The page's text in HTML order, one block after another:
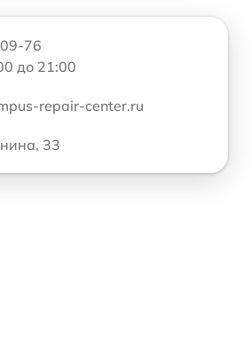
76
до 21:00
repair-center.ru
33